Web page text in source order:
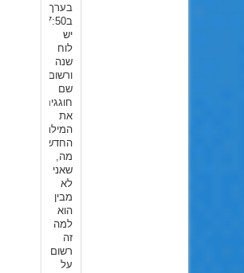
בערך
ב7:50
יש
לוח
שנה
ורשום
שם
חוגגים
את
המילניום
החדש
מה,
שאני
לא
מבין
הוא
למה
זה
רשום
על